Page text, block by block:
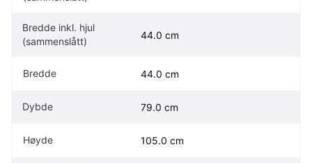
Bredde inkl. hjul
(sammenslått)
44.0 cm
Bredde 44.0 cm
Dybde 79.0 cm
Høyde 105.0 cm